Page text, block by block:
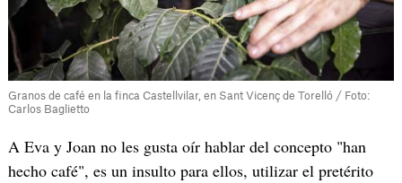
Granos de café en la finca Castellvilar, en Sant Vicenç de Torelló / Foto:
Carlos Baglietto
A Eva y Joan no les gusta oír hablar del concepto "han
hecho café", es un insulto para ellos, utilizar el pretérito